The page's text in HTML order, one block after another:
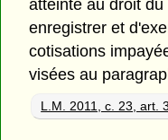
atteinte au droit
enregistrer et
cotisations
visées au
L.M. 2011, c. 23, art.